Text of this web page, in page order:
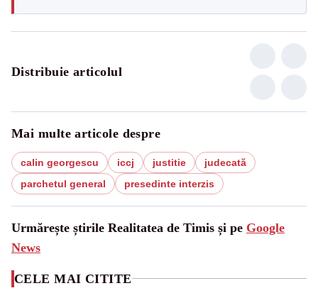
Distribuie articolul
Mai multe articole despre
calin georgescu iccj justitie
judecată
parchetul general
presedinte interzis
Urmărește știrile Realitatea de Timis și pe Google
News
CELE MAI CITITE